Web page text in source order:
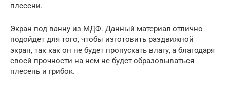
плесени.
Экран под ванну из МДФ. Данный материал отлично
подойдет для того, чтобы изготовить раздвижной
экран, так как он не будет пропускать влагу, а благодаря
своей прочности на нем не будет образовываться
плесень и грибок.